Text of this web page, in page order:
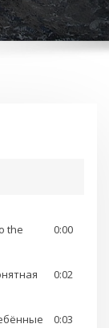
the
0:00
0:02
0:03